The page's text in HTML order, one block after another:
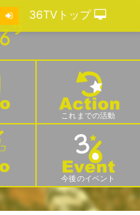
これまでの活動
今後のイベント
36TVトップ